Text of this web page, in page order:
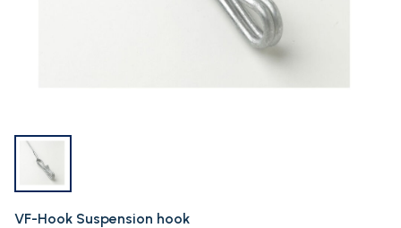
VF-Hook Suspension hook